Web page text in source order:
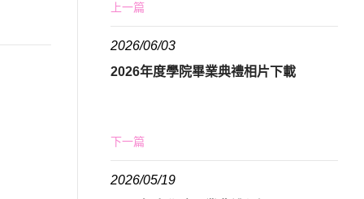
上一篇
2026/06/03
2026年度學院畢業典禮相片下載
下一篇
2026/05/19